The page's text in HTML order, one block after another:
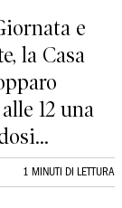
e
la Casa
12 una
1 MINUTI DI LETTURA